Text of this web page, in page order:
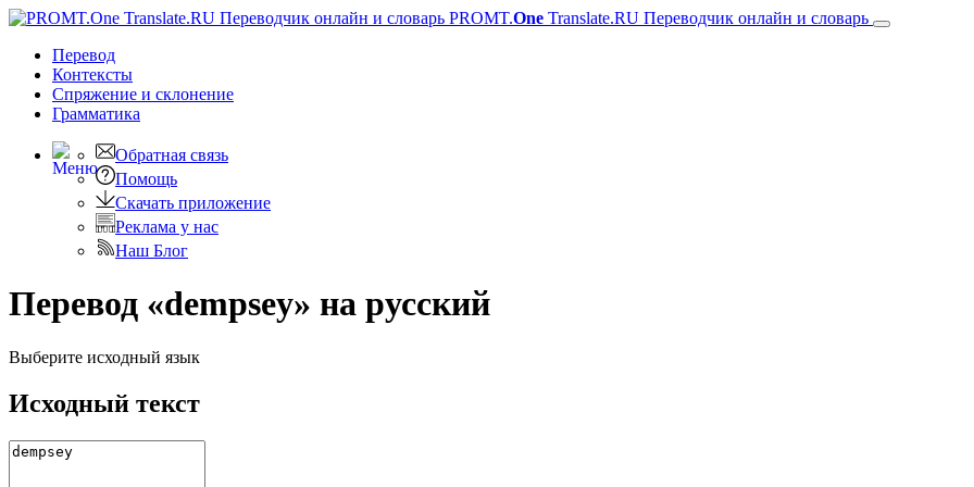
PROMT.One Translate.RU Переводчик онлайн и словарь
Перевод
Контексты
Спряжение и склонение
Грамматика
Обратная связь
Помощь
Скачать приложение
Реклама у нас
Наш Блог
Перевод «dempsey» на русский
Выберите исходный язык
Исходный текст